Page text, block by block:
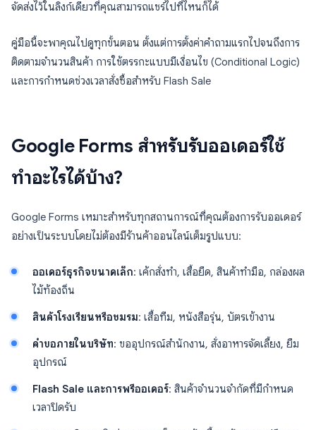
จัดส่งไว้ในลิงก์เดียวที่คุณสามารถแชร์ไปที่ไหนก็ได้
คู่มือนี้จะพาคุณไปดูทุกขั้นตอน ตั้งแต่การตั้งค่าคำถามแรกไปจนถึงการ
ติดตามจำนวนสินค้า การใช้ตรรกะแบบมีเงื่อนไข (Conditional Logic)
และการกำหนดช่วงเวลาสั่งซื้อสำหรับ Flash Sale
Google Forms สำหรับรับออเดอร์ใช้
ทำอะไรได้บ้าง?
Google Forms เหมาะสำหรับทุกสถานการณ์ที่คุณต้องการรับออเดอร์
อย่างเป็นระบบโดยไม่ต้องมีร้านค้าออนไลน์เต็มรูปแบบ:
ออเดอร์ธุรกิจขนาดเล็ก: เค้กสั่งทำ, เสื้อยืด, สินค้าทำมือ, กล่องผล
ไม้ท้องถิ่น
สินค้าโรงเรียนหรือชมรม: เสื้อทีม, หนังสือรุ่น, บัตรเข้างาน
คำขอภายในบริษัท: ขออุปกรณ์สำนักงาน, สั่งอาหารจัดเลี้ยง, ยืม
อุปกรณ์
Flash Sale และการพรีออเดอร์: สินค้าจำนวนจำกัดที่มีกำหนด
เวลาปิดรับ